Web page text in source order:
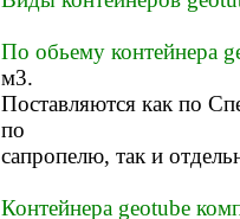
По обьему контейнера
м3.
Поставляются как по
по
сапропелю, так и
Контейнера geotube